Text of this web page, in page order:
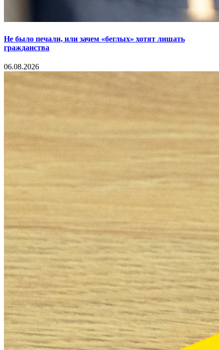
Не было печали, или зачем «беглых» хотят лишать
гражданства
06.08.2026